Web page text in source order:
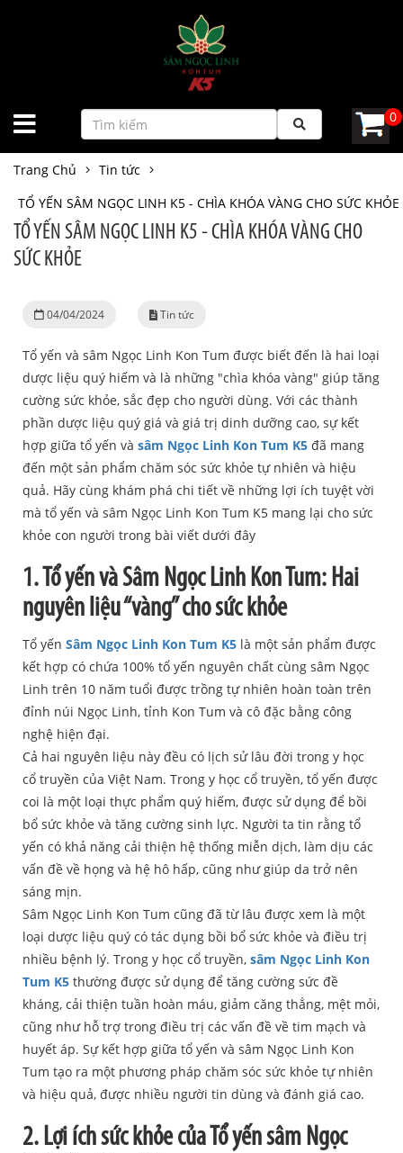
0
Trang Chủ
Tin tức
TỔ YẾN SÂM NGỌC LINH K5 - CHÌA KHÓA VÀNG CHO SỨC KHỎE
TỔ YẾN SÂM NGỌC LINH K5 - CHÌA KHÓA VÀNG CHO
SỨC KHỎE
04/04/2024 Tin tức
Tổ yến và sâm Ngọc Linh Kon Tum được biết đến là hai loại
dược liệu quý hiếm và là những "chìa khóa vàng" giúp tăng
cường sức khỏe, sắc đẹp cho người dùng. Với các thành
phần dược liệu quý giá và giá trị dinh dưỡng cao, sự kết
hợp giữa tổ yến và sâm Ngọc Linh Kon Tum K5 đã mang
đến một sản phẩm chăm sóc sức khỏe tự nhiên và hiệu
quả. Hãy cùng khám phá chi tiết về những lợi ích tuyệt vời
mà tổ yến và sâm Ngọc Linh Kon Tum K5 mang lại cho sức
khỏe con người trong bài viết dưới đây
1. Tổ yến và Sâm Ngọc Linh Kon Tum: Hai
nguyên liệu “vàng” cho sức khỏe
Tổ yến Sâm Ngọc Linh Kon Tum K5 là một sản phẩm được
kết hợp có chứa 100% tổ yến nguyên chất cùng sâm Ngọc
Linh trên 10 năm tuổi được trồng tự nhiên hoàn toàn trên
đỉnh núi Ngọc Linh, tỉnh Kon Tum và cô đặc bằng công
nghệ hiện đại.
Cả hai nguyên liệu này đều có lịch sử lâu đời trong y học
cổ truyền của Việt Nam. Trong y học cổ truyền, tổ yến được
coi là một loại thực phẩm quý hiếm, được sử dụng để bồi
bổ sức khỏe và tăng cường sinh lực. Người ta tin rằng tổ
yến có khả năng cải thiện hệ thống miễn dịch, làm dịu các
vấn đề về họng và hệ hô hấp, cũng như giúp da trở nên
sáng mịn.
Sâm Ngọc Linh Kon Tum cũng đã từ lâu được xem là một
loại dược liệu quý có tác dụng bồi bổ sức khỏe và điều trị
nhiều bệnh lý. Trong y học cổ truyền, sâm Ngọc Linh Kon
Tum K5 thường được sử dụng để tăng cường sức đề
kháng, cải thiện tuần hoàn máu, giảm căng thẳng, mệt mỏi,
cũng như hỗ trợ trong điều trị các vấn đề về tim mạch và
huyết áp. Sự kết hợp giữa tổ yến và sâm Ngọc Linh Kon
Tum tạo ra một phương pháp chăm sóc sức khỏe tự nhiên
và hiệu quả, được nhiều người tin dùng và đánh giá cao.
2. Lợi ích sức khỏe của Tổ yến sâm Ngọc